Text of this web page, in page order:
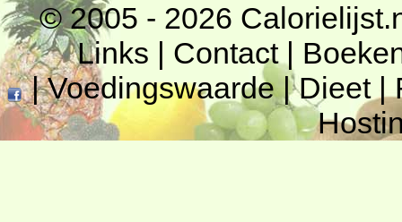
© 2005 - 2026
Links | Contact|
|Voedingswaarde|Dieet|